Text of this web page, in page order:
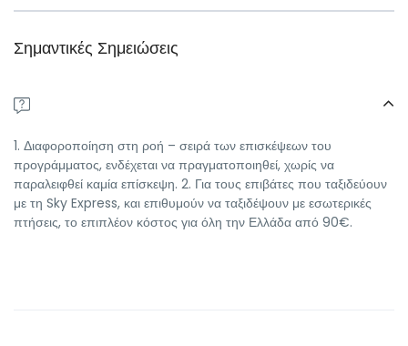
Σημαντικές Σημειώσεις
1. Διαφοροποίηση στη ροή – σειρά των επισκέψεων του
προγράμματος, ενδέχεται να πραγματοποιηθεί, χωρίς να
παραλειφθεί καμία επίσκεψη. 2. Για τους επιβάτες που ταξιδεύουν
με τη Sky Express, και επιθυμούν να ταξιδέψουν με εσωτερικές
πτήσεις, το επιπλέον κόστος για όλη την Ελλάδα από 90€.